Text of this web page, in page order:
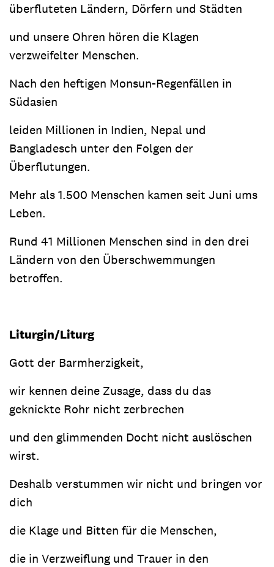
überfluteten Ländern, Dörfern und Städten
und unsere Ohren hören die Klagen
verzweifelter Menschen.
Nach den heftigen Monsun-Regenfällen in
Südasien
leiden Millionen in Indien, Nepal und
Bangladesch unter den Folgen der
Überflutungen.
Mehr als 1.500 Menschen kamen seit Juni ums
Leben.
Rund 41 Millionen Menschen sind in den drei
Ländern von den Überschwemmungen
betroffen.
Liturgin/Liturg
Gott der Barmherzigkeit,
wir kennen deine Zusage, dass du das
geknickte Rohr nicht zerbrechen
und den glimmenden Docht nicht auslöschen
wirst.
Deshalb verstummen wir nicht und bringen vor
dich
die Klage und Bitten für die Menschen,
die in Verzweiflung und Trauer in den